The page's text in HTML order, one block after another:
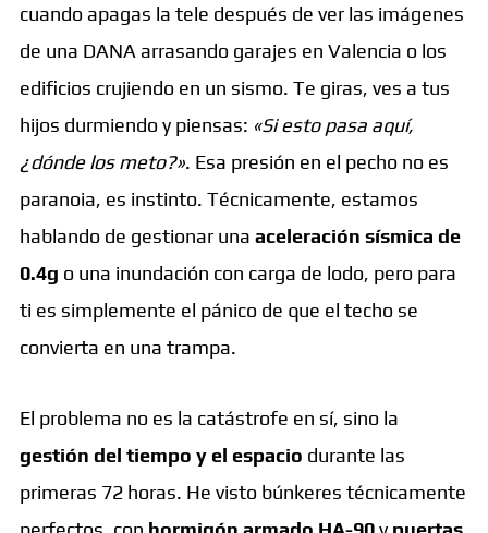
cuando apagas la tele después de ver las imágenes
de una DANA arrasando garajes en Valencia o los
edificios crujiendo en un sismo. Te giras, ves a tus
hijos durmiendo y piensas: «Si esto pasa aquí,
¿dónde los meto?». Esa presión en el pecho no es
paranoia, es instinto. Técnicamente, estamos
hablando de gestionar una aceleración sísmica de
0.4g o una inundación con carga de lodo, pero para
ti es simplemente el pánico de que el techo se
convierta en una trampa.
El problema no es la catástrofe en sí, sino la
gestión del tiempo y el espacio durante las
primeras 72 horas. He visto búnkeres técnicamente